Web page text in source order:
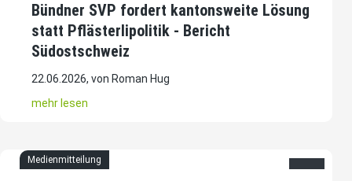
Bündner SVP fordert kantonsweite Lösung
statt Pflästerlipolitik - Bericht
Südostschweiz
22.06.2026, von Roman Hug
mehr lesen
Medienmitteilung